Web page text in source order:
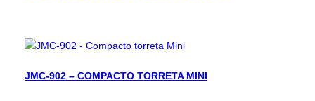
JMC-902 – COMPACTO TORRETA MINI